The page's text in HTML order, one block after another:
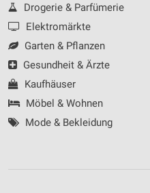
Drogerie & Parfümerie
Elektromärkte
Garten & Pflanzen
Gesundheit & Ärzte
Kaufhäuser
Möbel & Wohnen
Mode & Bekleidung